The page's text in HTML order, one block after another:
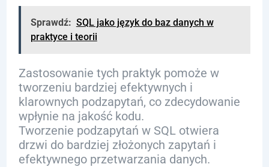
Sprawdź: SQL jako język do baz danych w
praktyce i teorii
Zastosowanie tych praktyk pomoże w
tworzeniu bardziej efektywnych i
klarownych podzapytań, co zdecydowanie
wpłynie na jakość kodu.
Tworzenie podzapytań w SQL otwiera
drzwi do bardziej złożonych zapytań i
efektywnego przetwarzania danych.